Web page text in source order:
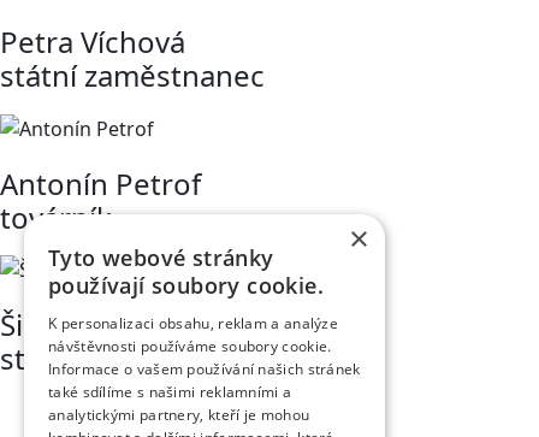
Petra Víchová
státní zaměstnanec
Antonín Petrof
továrník
Šimon Chvátil
student medicíny
×
Tyto webové stránky
používají soubory cookie.
K personalizaci obsahu, reklam a analýze
návštěvnosti používáme soubory cookie.
Informace o vašem používání našich stránek
také sdílíme s našimi reklamními a
analytickými partnery, kteří je mohou